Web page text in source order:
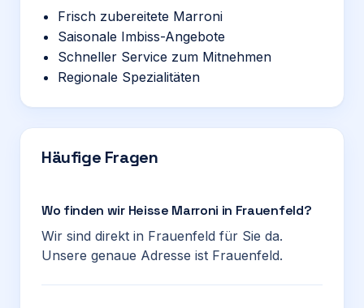
Frisch zubereitete Marroni
Saisonale Imbiss-Angebote
Schneller Service zum Mitnehmen
Regionale Spezialitäten
Häufige Fragen
Wo finden wir Heisse Marroni in Frauenfeld?
Wir sind direkt in Frauenfeld für Sie da.
Unsere genaue Adresse ist Frauenfeld.